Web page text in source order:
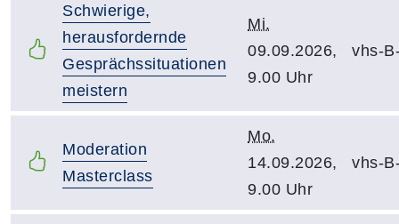
Schwierige,
herausfordernde
Gesprächssituationen
meistern
Mi.
09.09.2026,
9.00 Uhr
vhs-
Moderation
Masterclass
Mo.
14.09.2026,
9.00 Uhr
vhs-